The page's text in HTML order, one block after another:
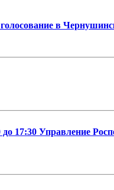
голосование в
до 17:30 Управление